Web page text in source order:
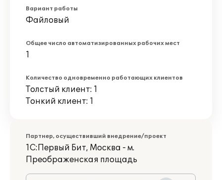
Вариант работы
Файловый
Общее число автоматизированных рабочих мест
1
Количество одновременно работающих клиентов
Толстый клиент: 1
Тонкий клиент: 1
Партнер, осуществивший внедрение/проект
1С:Первый Бит, Москва - м.
Преображенская площадь